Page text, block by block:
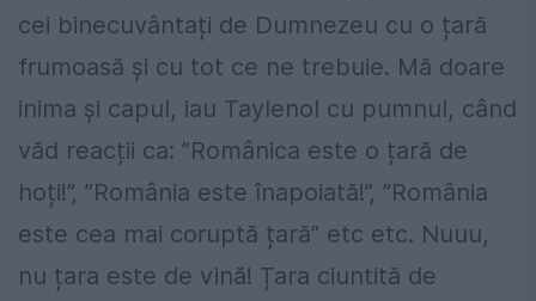
cei binecuvântați de Dumnezeu cu o țară
frumoasă și cu tot ce ne trebuie. Mă doare
inima și capul, iau Taylenol cu pumnul, când
văd reacții ca: ”Românica este o țară de
hoți!”, ”România este înapoiată!”, ”România
este cea mai coruptă țară” etc etc. Nuuu,
nu țara este de vină! Țara ciuntită de